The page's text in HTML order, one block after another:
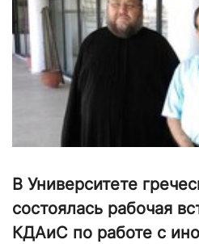
В Университете
состоялась рабочая
КДАиС по работе с